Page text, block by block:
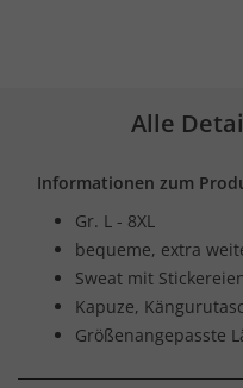
Alle
Informationen zum
Gr. L - 8XL
bequeme, extra
Sweat mit
Kapuze,
Größenangepasste